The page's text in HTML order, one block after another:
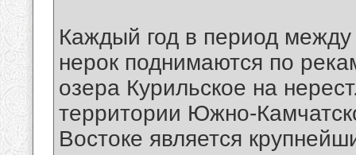
Каждый год в период
нерок поднимаются по
озера Курильское на
территории Южно-
Востоке является